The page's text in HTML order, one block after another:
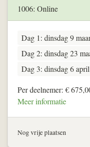
1006: Online
Dag 1: dinsdag 9
Dag 2: dinsdag 23
Dag 3: dinsdag 6 april
Per deelnemer: €
Meer informatie
Nog vrije plaatsen